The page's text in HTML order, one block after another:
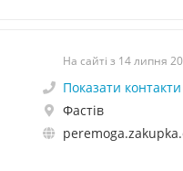
На сайті з 14 липня
Показати контакти
Фастів